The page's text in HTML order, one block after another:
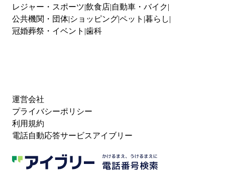
レジャー・スポーツ 飲食店 自動車・バイク
公共機関・団体 ショッピングペット 暮らし
冠婚葬祭・イベント 歯科
運営会社
プライバシーポリシー
利用規約
電話自動応答サービスアイブリー